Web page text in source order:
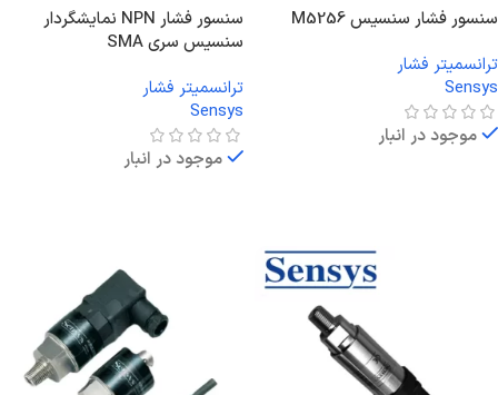
سنسور فشار سنسیس M5256
ترانسمیتر فشار
Sensys
موجود در انبار
سنسور فشار NPN نمایشگردار
سنسیس سری SMA
ترانسمیتر فشار
Sensys
موجود در انبار